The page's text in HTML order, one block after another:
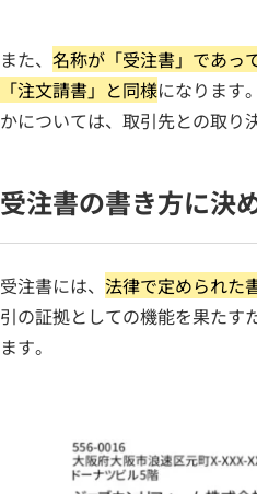
また、 名称が「受注書」であっ
「注文請書」と同様になります
かについては、取引先との取り
受注書の書き方に決
受注書には、 法律で定められた
引の証拠としての機能を果たす
ます。